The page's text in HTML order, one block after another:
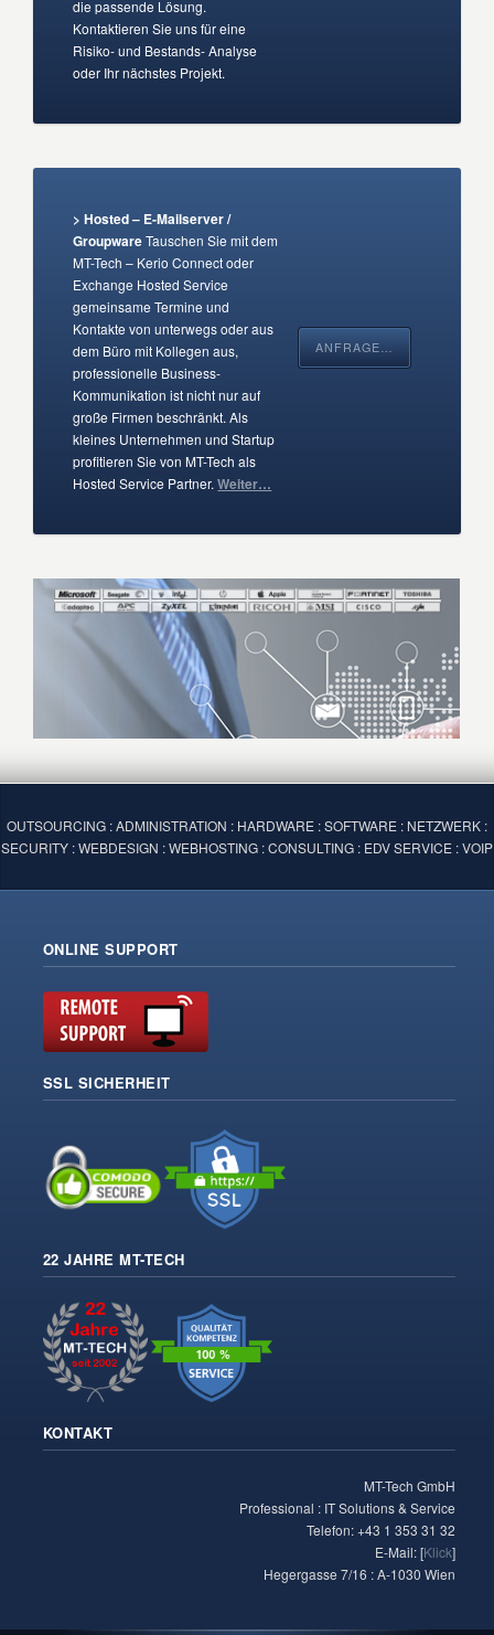
die passende Lösung.
Kontaktieren Sie uns für eine
Risiko- und Bestands- Analyse
oder Ihr nächstes Projekt.
> Hosted – E-Mailserver /
GroupwareTauschen Sie mit dem
MT-Tech – Kerio Connect oder
Exchange Hosted Service
gemeinsame Termine und
Kontakte von unterwegs oder aus
dem Büro mit Kollegen aus,
professionelle Business-
Kommunikation ist nicht nur auf
große Firmen beschränkt. Als
kleines Unternehmen und Startup
profitieren Sie von MT-Tech als
Hosted Service Partner.Weiter…
ANFRAGE…
OUTSOURCING : ADMINISTRATION : HARDWARE : SOFTWARE : NETZWERK :
SECURITY : WEBDESIGN : WEBHOSTING : CONSULTING : EDV SERVICE : VOIP
ONLINE SUPPORT
SSL SICHERHEIT
22 JAHRE MT-TECH
KONTAKT
MT-Tech GmbH
Professional : IT Solutions & Service
Telefon: +43 1 353 31 32
E-Mail: [Klick]
Hegergasse 7/16 : A-1030 Wien